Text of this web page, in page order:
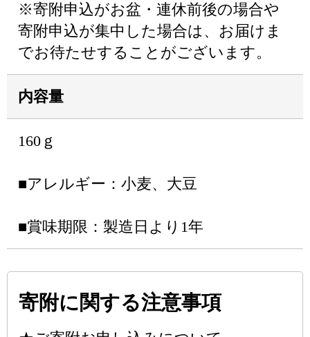
※寄附申込がお盆・連休前後の場合や
寄附申込が集中した場合は、お届けま
でお待たせすることがございます。
内容量
160ｇ
■アレルギー：小麦、大豆
■賞味期限：製造日より1年
寄附に関する注意事項